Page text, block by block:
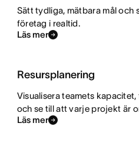
Sätt tydliga, mätbara mål och
företag i realtid.
Läs mer
Resursplanering
Visualisera teamets
och se till att varje projekt är
Läs mer